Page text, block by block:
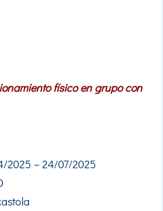
físico en grupo con
– 24/07/2025